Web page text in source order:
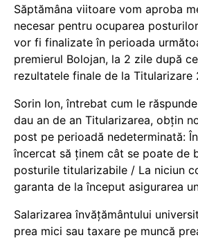
Săptămâna viitoare vom aproba
necesar pentru ocuparea
vor fi finalizate în perioada
premierul Bolojan, la 2 zile după
rezultatele finale de la Titularizare
Sorin Ion, întrebat cum le
dau an de an Titularizarea, obțin
post pe perioadă nedeterminată:
încercat să ținem cât se poate de
posturile titularizabile / La niciun
garanta de la început asigurarea
Salarizarea învățământului
prea mici sau taxare pe muncă